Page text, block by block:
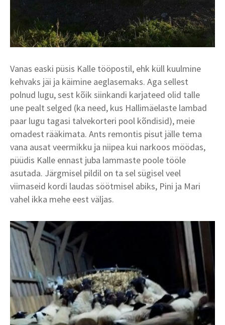
Vanas easki püsis Kalle tööpostil, ehk küll kuulmine
kehvaks jäi ja käimine aeglasemaks. Aga sellest
polnud lugu, sest kõik siinkandi karjateed olid talle
une pealt selged (ka need, kus Hallimäelaste lambad
paar lugu tagasi talvekorteri pool kõndisid), meie
omadest rääkimata. Ants remontis pisut jälle tema
vana ausat veermikku ja niipea kui narkoos möödas,
püüdis Kalle ennast juba lammaste poole tööle
asutada. Järgmisel pildil on ta sel sügisel veel
viimaseid kordi laudas söötmisel abiks, Pini ja Mari
vahel ikka mehe eest väljas.